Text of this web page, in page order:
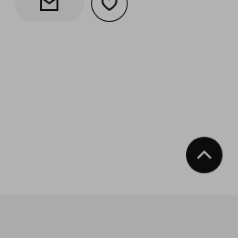
Ενημέρωση διαθεσιμότητας
Προσθήκη στα